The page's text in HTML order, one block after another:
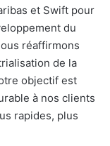
et Swift pour
du
réaffirmons
de la
objectif est
à nos clients
rapides, plus